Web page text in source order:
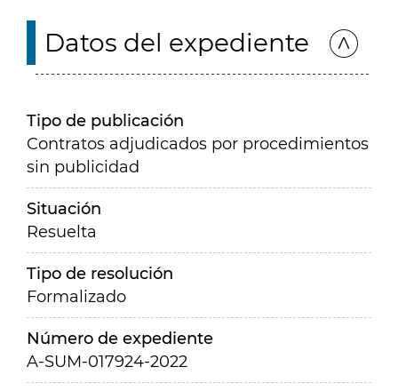
Datos del expediente
Tipo de publicación
Contratos adjudicados por procedimientos
sin publicidad
Situación
Resuelta
Tipo de resolución
Formalizado
Número de expediente
A-SUM-017924-2022